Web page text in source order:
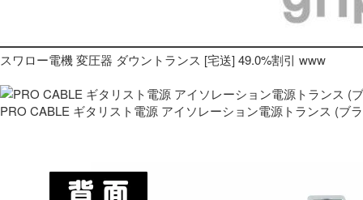
スワロー電機 変圧器 ダウントランス [宅送] 49.0%割引 www
PRO CABLE ギタリスト電源 アイソレーション電源トランス (ブ